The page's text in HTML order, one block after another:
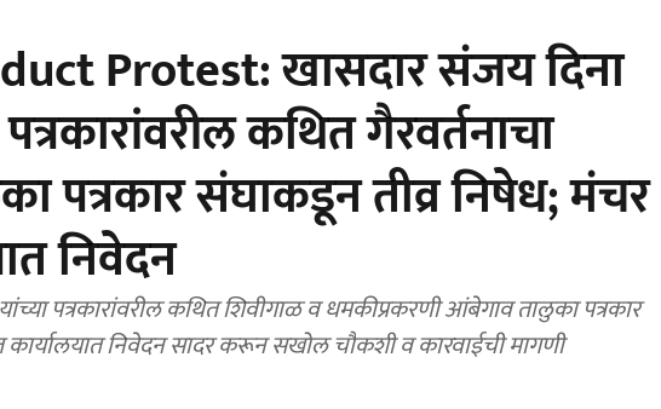
Protest: खासदार संजय दिना
कथित गैरवर्तनाचा
पत्रकार संघाकडून तीव्र निषेध; मंचर
निवेदन
पत्रकारांवरील कथित शिवीगाळ व धमकीप्रकरणी आंबेगाव तालुका पत्रकार
कार्यालयात निवेदन सादर करून सखोल चौकशी व कारवाईची मागणी